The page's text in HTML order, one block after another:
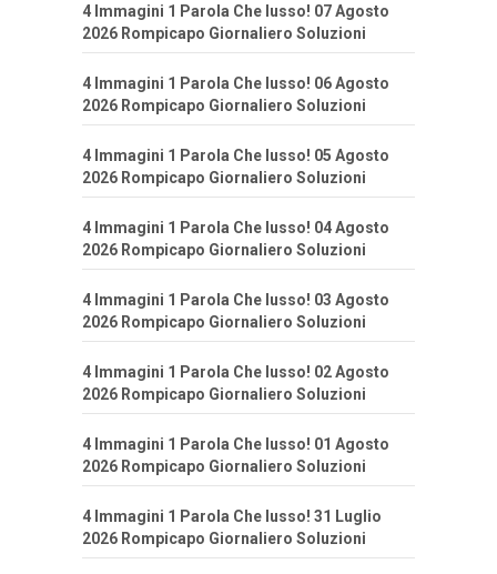
4 Immagini 1 Parola Che lusso! 07 Agosto
2026 Rompicapo Giornaliero Soluzioni
4 Immagini 1 Parola Che lusso! 06 Agosto
2026 Rompicapo Giornaliero Soluzioni
4 Immagini 1 Parola Che lusso! 05 Agosto
2026 Rompicapo Giornaliero Soluzioni
4 Immagini 1 Parola Che lusso! 04 Agosto
2026 Rompicapo Giornaliero Soluzioni
4 Immagini 1 Parola Che lusso! 03 Agosto
2026 Rompicapo Giornaliero Soluzioni
4 Immagini 1 Parola Che lusso! 02 Agosto
2026 Rompicapo Giornaliero Soluzioni
4 Immagini 1 Parola Che lusso! 01 Agosto
2026 Rompicapo Giornaliero Soluzioni
4 Immagini 1 Parola Che lusso! 31 Luglio
2026 Rompicapo Giornaliero Soluzioni